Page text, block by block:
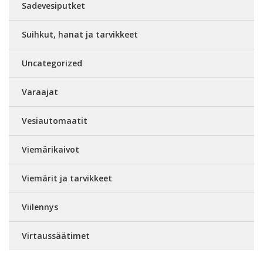
Sadevesiputket
Suihkut, hanat ja tarvikkeet
Uncategorized
Varaajat
Vesiautomaatit
Viemärikaivot
Viemärit ja tarvikkeet
Viilennys
Virtaussäätimet